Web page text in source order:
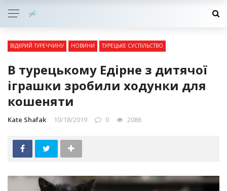
ВІДКРИЙ ТУРЕЧЧИНУ НОВИНИ ТУРЕЦЬКЕ СУСПІЛЬСТВО
В турецькому Едірне з дитячої
іграшки зробили ходунки для
кошеняти
Kate Shafak 10/18/2019 0 2086